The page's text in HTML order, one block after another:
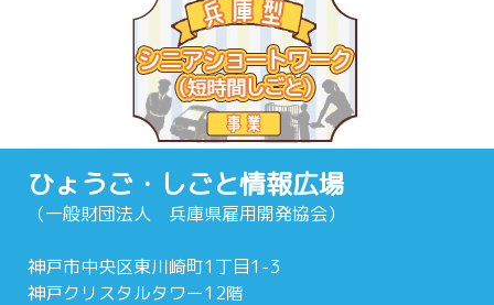
ひょうご・しごと情報広場
（一般財団法人 兵庫県雇用開発協会）
神戸市中央区東川崎町1丁目1-3
神戸クリスタルタワー12階